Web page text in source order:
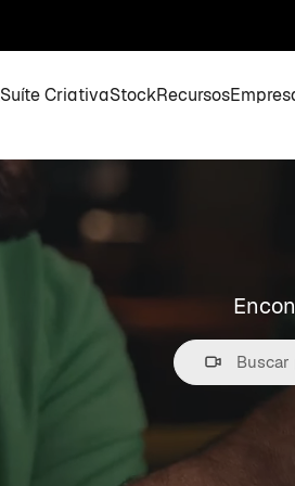
Suíte CriativaStockRecursos